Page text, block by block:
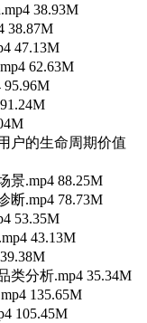
38.93M
38.87M
47.13M
62.63M
95.96M
户的生命周期价值
景.mp4 88.25M
断.mp4 78.73M
53.35M
43.13M
类分析.mp4 35.34M
135.65M
105.45M